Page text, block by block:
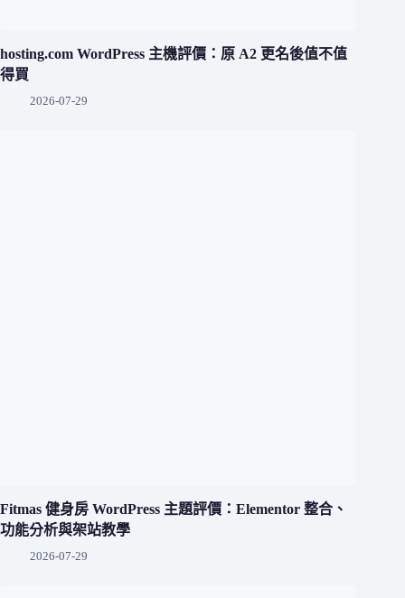
hosting.com WordPress 主機評價：原 A2 更名後值不值
得買
2026-07-29
Fitmas 健身房 WordPress 主題評價：Elementor 整合、
功能分析與架站教學
2026-07-29